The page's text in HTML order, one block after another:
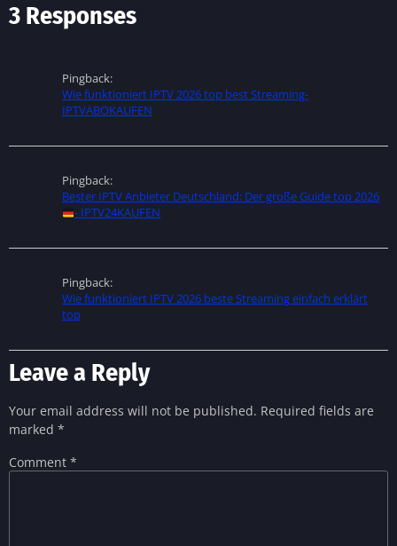
3 Responses
Pingback:
Wie funktioniert IPTV 2026 top best Streaming-
IPTVABOKAUFEN
Pingback:
Bester IPTV Anbieter Deutschland: Der große Guide top 2026
- IPTV24KAUFEN
Pingback:
Wie funktioniert IPTV 2026 beste Streaming einfach erklärt
top
Leave a Reply
Your email address will not be published. Required fields are
marked *
Comment *